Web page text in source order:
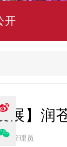
开
展】
劝县管理员 发